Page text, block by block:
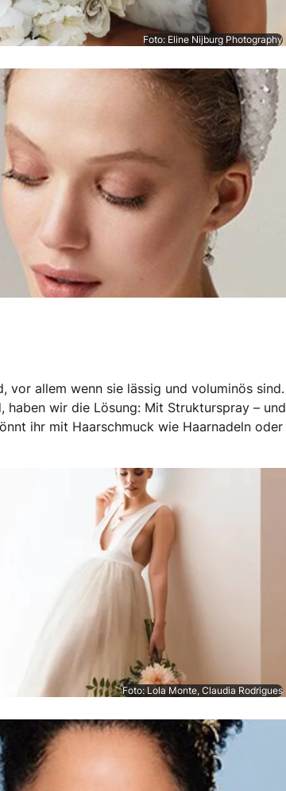
Foto: Eline Nijburg Photography
vor allem wenn sie lässig und voluminös sind.
wir die Lösung: Mit Strukturspray – und
ihr mit Haarschmuck wie Haarnadeln oder
Foto: Lola Monte, Claudia Rodrigues